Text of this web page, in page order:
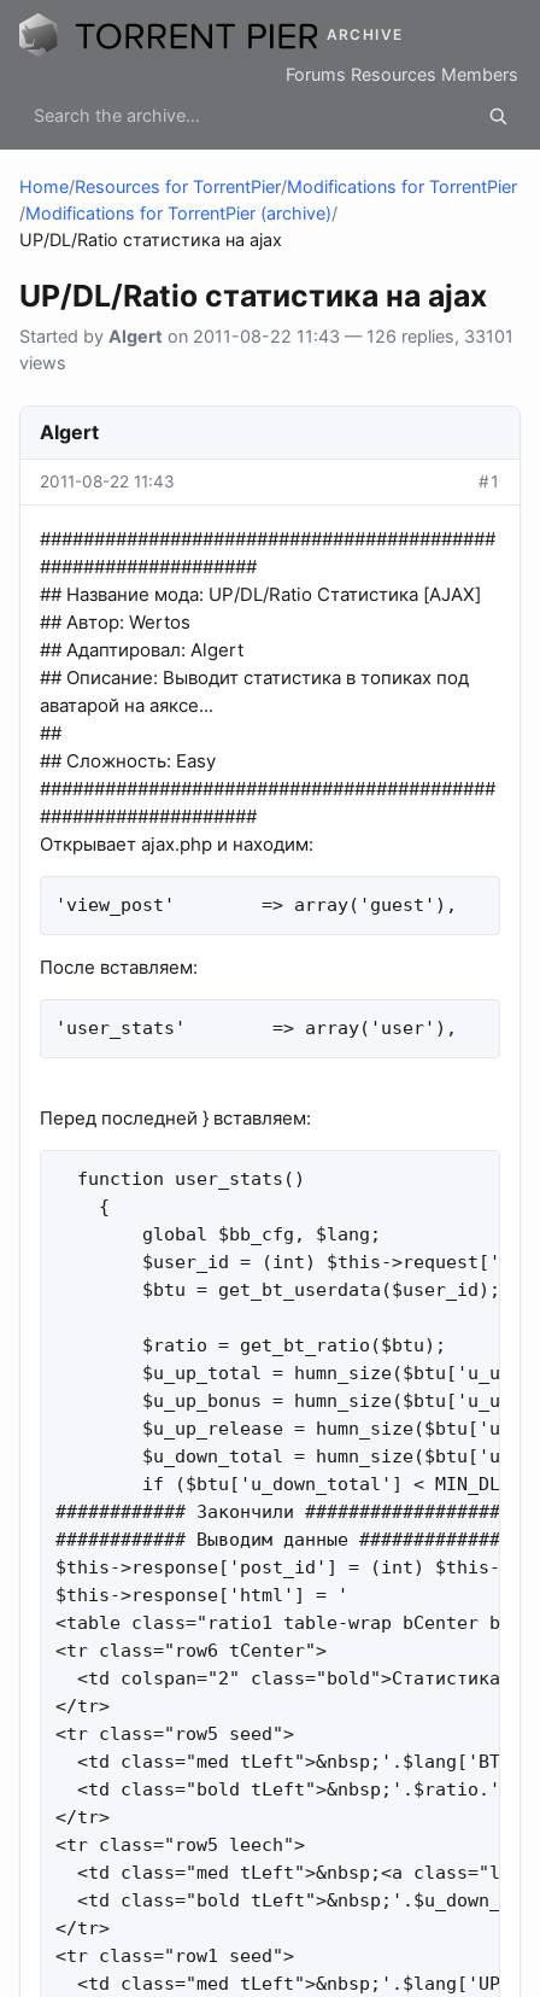
ARCHIVE
Forums Resources Members
Home/Resources for TorrentPier/Modifications for TorrentPier
/Modifications for TorrentPier (archive)/
UP/DL/Ratio статистика на ajax
UP/DL/Ratio статистика на ajax
Started by Algert on 2011-08-22 11:43 — 126 replies, 33101
views
Algert
2011-08-22 11:43 #1
##########################################
####################
## Название мода: UP/DL/Ratio Статистика [AJAX]
## Автор: Wertos
## Адаптировал: Algert
## Описание: Выводит статистика в топиках под
аватарой на аяксе...
##
## Сложность: Easy
##########################################
####################
Открывает ajax.php и находим:
'view_post'        => array('guest'),
После вставляем:
'user_stats'        => array('user'),
Перед последней } вставляем:
  function user_stats()
    {
        global $bb_cfg, $lang;
$user_id = (int) $this-
        $btu = get_bt_userdata($user_id);
        $ratio = get_bt_ratio($btu);
$u_up_total =
$u_up_bonus =
$u_up_release =
$u_down_total =
if ($btu['u_down_total'] <
############ Закончили ###################
############ Выводим данные ##############
$this->response['post_id'] = (int) $this-
$this->response['html'] = '
<table class="ratio1 table-wrap bCenter
<tr class="row6 tCenter">
<td colspan="2" class="bold">Статистика</
</tr>
<tr class="row5 seed">
<td class="med
<td class="bold tLeft">&nbsp;'.$ratio.'</
</tr>
<tr class="row5 leech">
<td class="med tLeft">&nbsp;<a
<td class="bold
</tr>
<tr class="row1 seed">
<td class="med